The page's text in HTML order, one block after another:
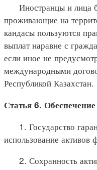
Иностранцы и лица
проживающие на
кандасы пользуются
выплат наравне с
если иное не
международными
Республикой Казахстан.
Статья 6.
1. Государство
использование активов
2. Сохранность